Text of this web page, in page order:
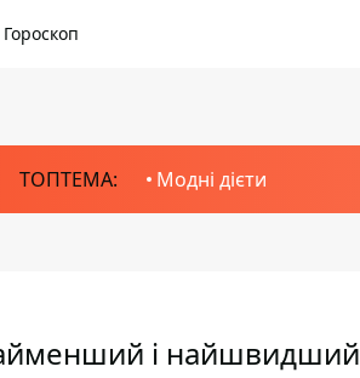
Гороскоп
ТОПТЕМА: Модні дієти
і найшвидший